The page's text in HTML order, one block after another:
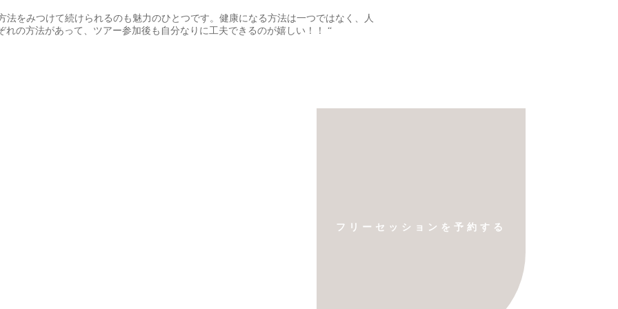
法をみつけて続けられるのも魅力のひとつです。健康になる方法は一つではなく、人
れの方法があって、ツアー参加後も自分なりに工夫できるのが嬉しい！！ “
フリーセッションを予約する